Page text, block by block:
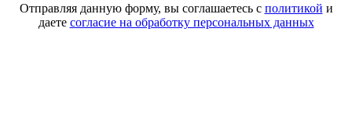
Отправляя данную форму, вы соглашаетесь с политикой и
даете согласие на обработку персональных данных